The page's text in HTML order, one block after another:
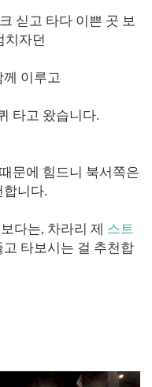
싣고 타다 이쁜 곳 보
치자던
께 이루고
타고 왔습니다.
문에 힘드니 북서쪽은
합니다.
다는, 차라리 제 스트
타보시는 걸 추천합